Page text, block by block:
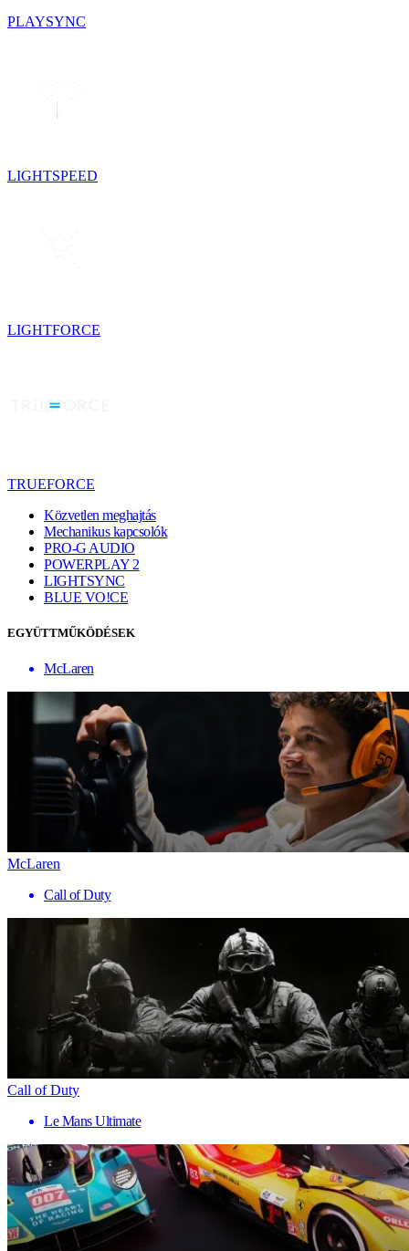
PLAYSYNC
LIGHTSPEED
LIGHTFORCE
TRUEFORCE
Közvetlen meghajtás
Mechanikus kapcsolók
PRO-G AUDIO
POWERPLAY 2
LIGHTSYNC
BLUE VO!CE
EGYÜTTMŰKÖDÉSEK
McLaren
McLaren
Call of Duty
Call of Duty
Le Mans Ultimate